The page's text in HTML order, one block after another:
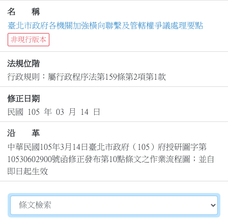
名 稱
臺北市政府各機關加強橫向聯繫及管轄權爭議處理要點
非現行版本
法規位階
行政規則：屬行政程序法第159條第2項第1款
修正日期
民國 105 年 03 月 14 日
沿 革
中華民國105年3月14日臺北市政府（105）府授研圖字第
10530602900號函修正發布第10點條文之作業流程圖；並自
即日起生效
切換選擇法規資訊內容